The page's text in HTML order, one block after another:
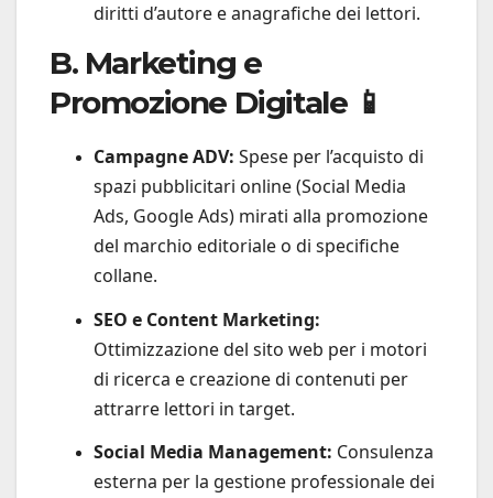
diritti d’autore e anagrafiche dei lettori.
B. Marketing e
Promozione Digitale 📱
Campagne ADV: Spese per l’acquisto di
spazi pubblicitari online (Social Media
Ads, Google Ads) mirati alla promozione
del marchio editoriale o di specifiche
collane.
SEO e Content Marketing:
Ottimizzazione del sito web per i motori
di ricerca e creazione di contenuti per
attrarre lettori in target.
Social Media Management: Consulenza
esterna per la gestione professionale dei